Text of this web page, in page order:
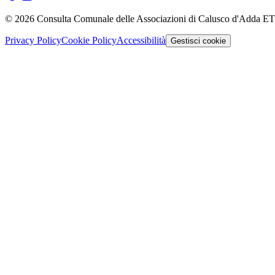
© 2026 Consulta Comunale delle Associazioni di Calusco d'Adda
Privacy PolicyCookie PolicyAccessibilità Gestisci cookie